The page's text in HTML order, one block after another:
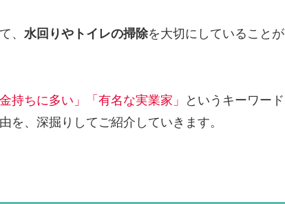
、 水回りやトイレの掃除を大切にしていることが
持ちに多い」「有名な実業家」
というキーワード
を、深掘りしてご紹介していきます。